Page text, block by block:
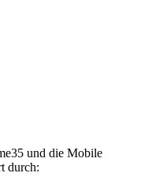
und die Mobile
durch: